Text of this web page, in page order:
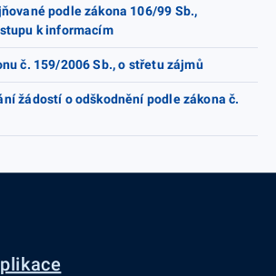
podle zákona 106/99 Sb.,
k informacím
č. 159/2006 Sb., o střetu zájmů
žádostí o odškodnění podle zákona č.